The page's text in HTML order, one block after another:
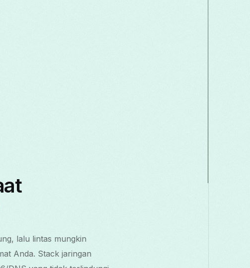
lalu lintas mungkin
Anda. Stack jaringan